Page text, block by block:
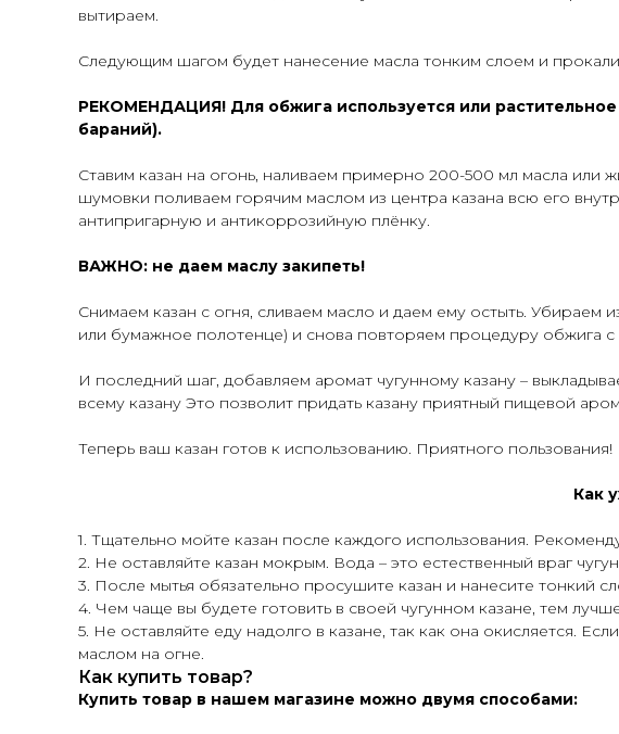
вытираем.
Следующим шагом будет нанесение масла тонким слоем и
РЕКОМЕНДАЦИЯ! Для обжига используется или
бараний).
Ставим казан на огонь, наливаем примерно 200-500 мл масла или
шумовки поливаем горячим маслом из центра казана всю его
антипригарную и антикоррозийную плёнку.
ВАЖНО: не даем маслу закипеть!
Снимаем казан с огня, сливаем масло и даем ему остыть.
или бумажное полотенце) и снова повторяем процедуру обжига с
И последний шаг, добавляем аромат чугунному казану –
всему казану Это позволит придать казану приятный пищевой
Теперь ваш казан готов к использованию. Приятного пользования!
Как
1. Тщательно мойте казан после каждого использования.
2. Не оставляйте казан мокрым. Вода – это естественный враг
3. После мытья обязательно просушите казан и нанесите тонкий
4. Чем чаще вы будете готовить в своей чугунном казане, тем
5. Не оставляйте еду надолго в казане, так как она окисляется.
маслом на огне.
Как купить товар?
Купить товар в нашем магазине можно двумя способами: